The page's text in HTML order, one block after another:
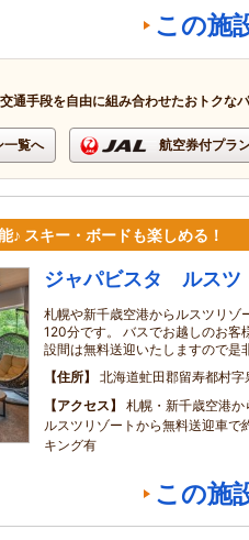
この施
通手段を自由に組み合わせたおトクな
一覧へ 航空券付プラ
♪ スキー・ボードも楽しめる！
ジャパビスタ ルスツ
札幌や新千歳空港からルスツリ
120分です。 バスでお越しのお
設間は無料送迎いたしますので是
住所
北海道虻田郡留寿都村
アクセス
札幌・新千歳空港
ルスツリゾートから無料送迎車
キング有
この施